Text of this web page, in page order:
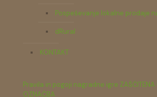
Pospeševanje lokalne prodaje
dRural
KONTAKT
Pravila in pogoji nagradne igre ZAŠČITENA
OZNAČBA